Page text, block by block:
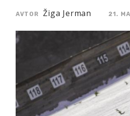
AVTOR Žiga Jerman 21.